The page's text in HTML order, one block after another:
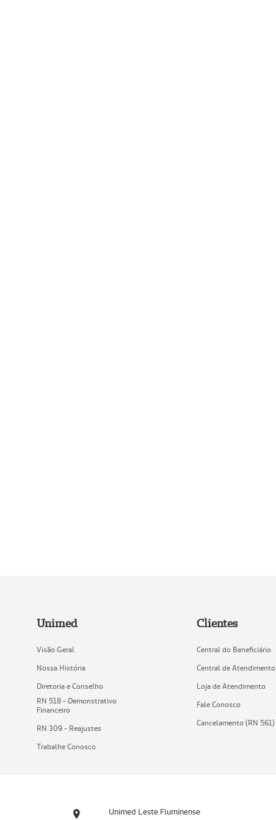
Unimed
Visão Geral
Nossa História
Diretoria e Conselho
RN 518 - Demonstrativo
Financeiro
RN 309 - Reajustes
Trabalhe Conosco
Clientes
Central do Beneficiário
Central de Atendimento
Loja de Atendimento
Fale Conosco
Cancelamento (RN 561)
Unimed Leste Fluminense